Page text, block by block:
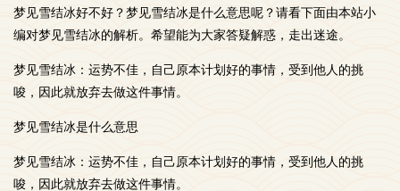
梦见雪结冰好不好？梦见雪结冰是什么意思呢？请看下面由本站小
编对梦见雪结冰的解析。希望能为大家答疑解惑，走出迷途。
梦见雪结冰：运势不佳，自己原本计划好的事情，受到他人的挑
唆，因此就放弃去做这件事情。
梦见雪结冰是什么意思
梦见雪结冰：运势不佳，自己原本计划好的事情，受到他人的挑
唆，因此就放弃去做这件事情。